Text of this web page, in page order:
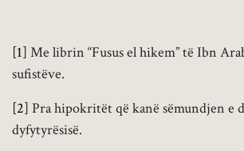
[1] Me librin “Fusus el hikem” të Ibn
sufistëve.
[2] Pra hipokritët që kanë sëmundjen e
dyfytyrësisë.